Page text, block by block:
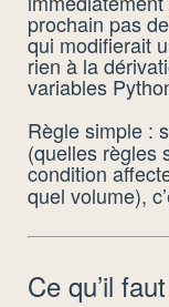
prochain pas
qui modifierait
rien à la
variables
Règle simple :
(quelles règles
condition
quel volume),
Ce qu’il